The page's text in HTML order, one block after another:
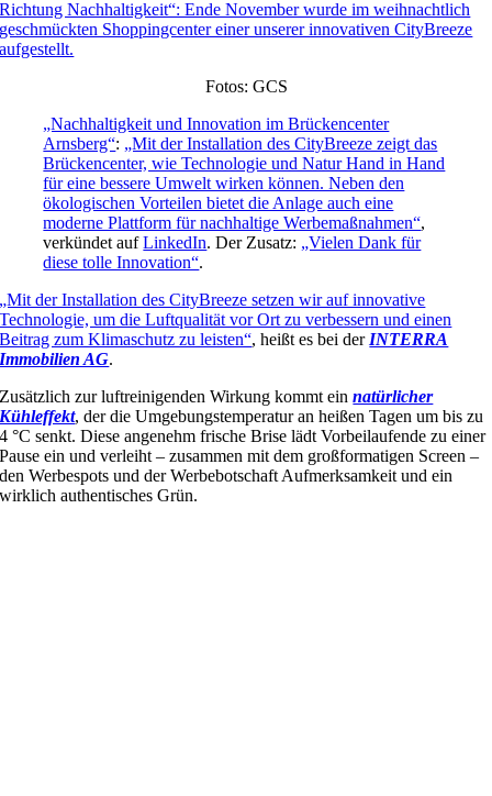
Fotos: GCS
„Nachhaltigkeit und Innovation im Brückencenter
Arnsberg“: „Mit der Installation des CityBreeze zeigt das
Brückencenter, wie Technologie und Natur Hand in Hand
für eine bessere Umwelt wirken können. Neben den
ökologischen Vorteilen bietet die Anlage auch eine
moderne Plattform für nachhaltige Werbemaßnahmen“,
verkündet aufLinkedIn. Der Zusatz: „Vielen Dank für
diese tolle Innovation“.
„Mit der Installation des CityBreeze setzen wir auf innovative
Technologie, um die Luftqualität vor Ort zu verbessern und einen
Beitrag zum Klimaschutz zu leisten“, heißt es bei der INTERRA
Immobilien AG.
Zusätzlich zur luftreinigenden Wirkung kommt einnatürlicher
Kühleffekt, der die Umgebungstemperatur an heißen Tagen um bis zu
4 °C senkt. Diese angenehm frische Brise lädt Vorbeilaufende zu einer
Pause ein und verleiht – zusammen mit dem großformatigen Screen –
den Werbespots und der Werbebotschaft Aufmerksamkeit und ein
wirklich authentisches Grün.